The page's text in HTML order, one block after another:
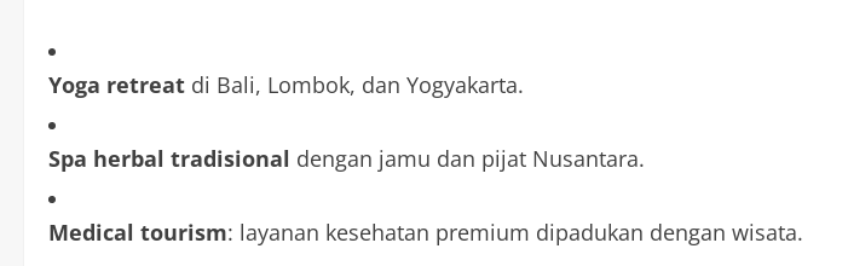
Yoga retreat di Bali, Lombok, dan Yogyakarta.
Spa herbal tradisional dengan jamu dan pijat Nusantara.
Medical tourism: layanan kesehatan premium dipadukan dengan wisata.